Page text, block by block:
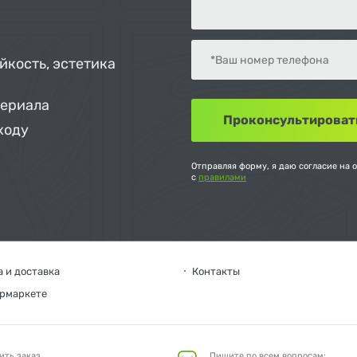
эстетика
Отправляя форму, я даю согласие на
с правилами
и доставка
Контакты